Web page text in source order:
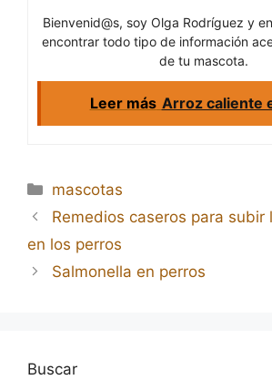
Bienvenid@s, soy Olga Rodríguez y
encontrar todo tipo de información
de tu mascota.
Leer más Arroz caliente
Categorías
mascotas
Navegación
de
entradas
Remedios caseros para subir
en los perros
Salmonella en perros
Buscar